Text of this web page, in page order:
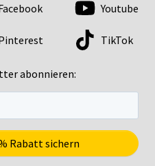
abonnieren:
Youtube
TikTok